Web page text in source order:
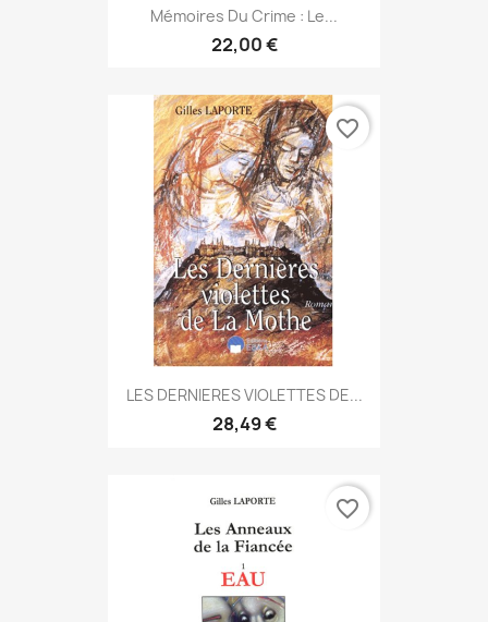
Mémoires Du Crime : Le...
22,00 €
LES DERNIERES VIOLETTES DE...
28,49 €
favorite_border
favorite_border